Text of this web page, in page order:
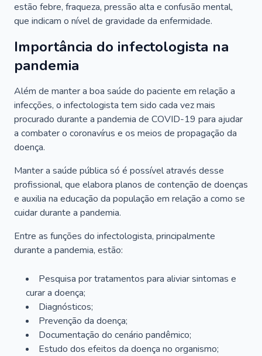
estão febre, fraqueza, pressão alta e confusão mental,
que indicam o nível de gravidade da enfermidade.
Importância do infectologista na
pandemia
Além de manter a boa saúde do paciente em relação a
infecções, o infectologista tem sido cada vez mais
procurado durante a pandemia de COVID-19 para ajudar
a combater o coronavírus e os meios de propagação da
doença.
Manter a saúde pública só é possível através desse
profissional, que elabora planos de contenção de doenças
e auxilia na educação da população em relação a como se
cuidar durante a pandemia.
Entre as funções do infectologista, principalmente
durante a pandemia, estão:
Pesquisa por tratamentos para aliviar sintomas e
curar a doença;
Diagnósticos;
Prevenção da doença;
Documentação do cenário pandêmico;
Estudo dos efeitos da doença no organismo;